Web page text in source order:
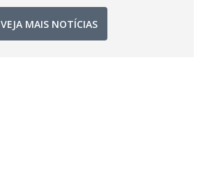
VEJA MAIS NOTÍCIAS